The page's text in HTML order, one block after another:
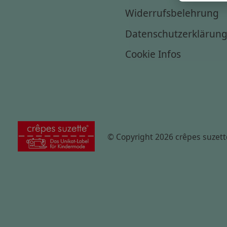
Widerrufsbelehrung
Datenschutzerklärung
Cookie Infos
© Copyright 2026 crêpes